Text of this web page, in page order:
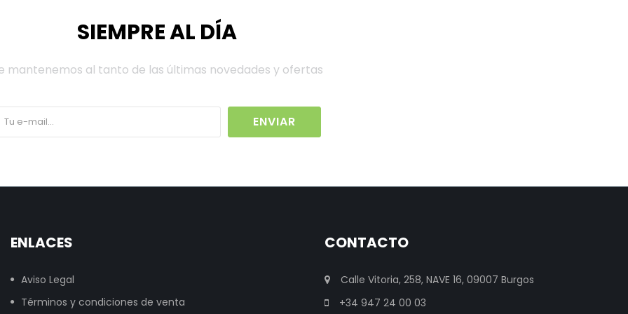
SIEMPRE AL DÍA
mantenemos al tanto de las últimas novedades y ofertas
ENVIAR
ENLACES
Aviso Legal
Términos y condiciones de venta
CONTACTO
Calle Vitoria, 258, NAVE 16, 09007 Burgos
+34 947 24 00 03